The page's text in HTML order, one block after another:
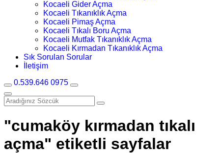
Kocaeli Gider Açma
Kocaeli Tıkanıklık Açma
Kocaeli Pimaş Açma
Kocaeli Tıkalı Boru Açma
Kocaeli Mutfak Tıkanıklık Açma
Kocaeli Kırmadan Tıkanıklık Açma
Sık Sorulan Sorular
İletişim
0.539.646 0975
"cumaköy kırmadan tıkalı
açma" etiketli sayfalar